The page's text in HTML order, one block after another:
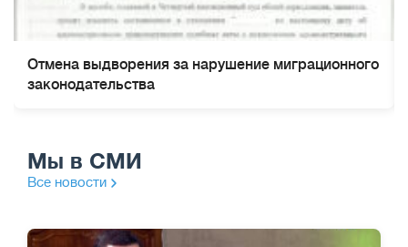
Отмена выдворения за нарушение миграционного
законодательства
Мы в СМИ
Все новости